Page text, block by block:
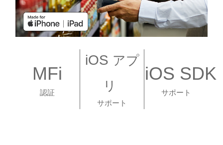
MFi
認証
iOS アプ
リ
サポート
iOS SDK
サポート